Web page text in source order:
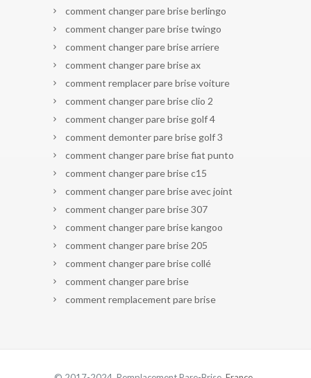
comment changer pare brise berlingo
comment changer pare brise twingo
comment changer pare brise arriere
comment changer pare brise ax
comment remplacer pare brise voiture
comment changer pare brise clio 2
comment changer pare brise golf 4
comment demonter pare brise golf 3
comment changer pare brise fiat punto
comment changer pare brise c15
comment changer pare brise avec joint
comment changer pare brise 307
comment changer pare brise kangoo
comment changer pare brise 205
comment changer pare brise collé
comment changer pare brise
comment remplacement pare brise